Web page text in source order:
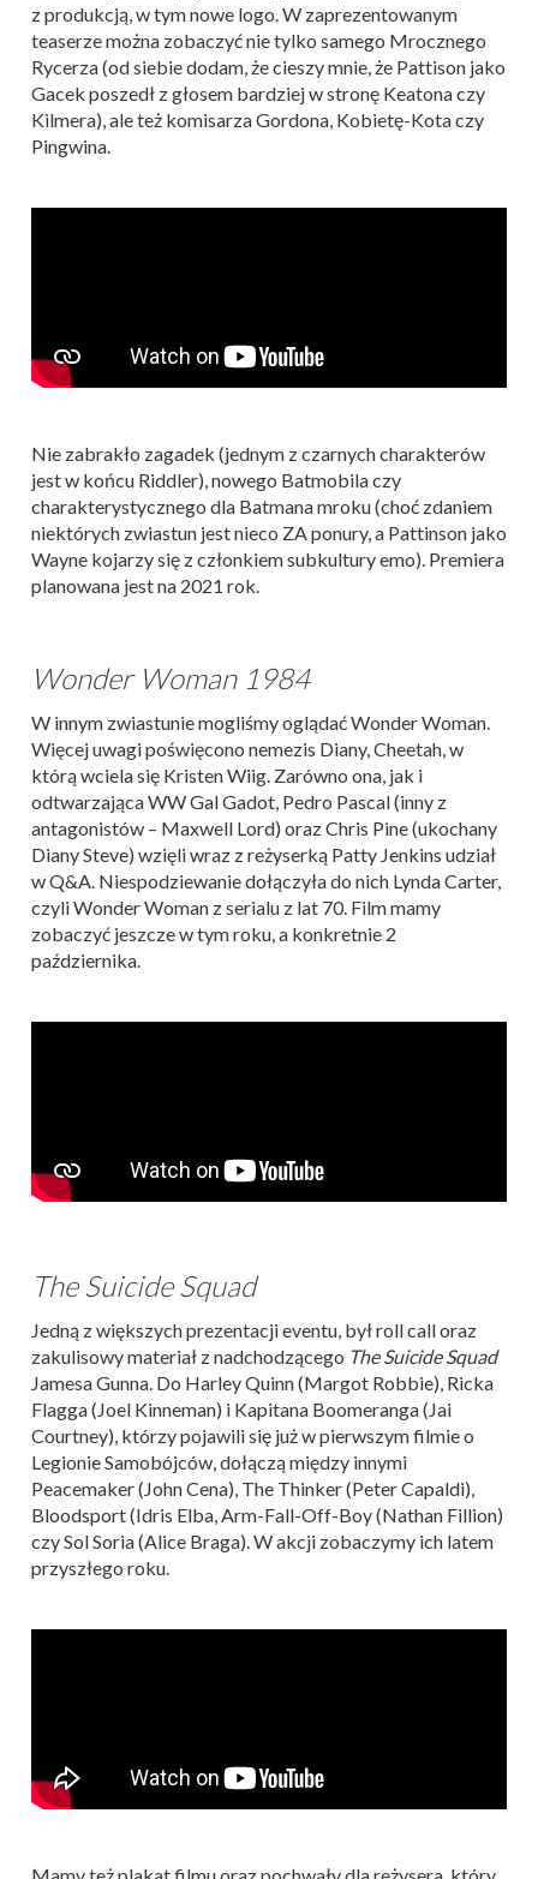
z produkcją, w tym nowe logo. W zaprezentowanym
teaserze można zobaczyć nie tylko samego Mrocznego
Rycerza (od siebie dodam, że cieszy mnie, że Pattison jako
Gacek poszedł z głosem bardziej w stronę Keatona czy
Kilmera), ale też komisarza Gordona, Kobietę-Kota czy
Pingwina.
Nie zabrakło zagadek (jednym z czarnych charakterów
jest w końcu Riddler), nowego Batmobila czy
charakterystycznego dla Batmana mroku (choć zdaniem
niektórych zwiastun jest nieco ZA ponury, a Pattinson jako
Wayne kojarzy się z członkiem subkultury emo). Premiera
planowana jest na 2021 rok.
Wonder Woman 1984
W innym zwiastunie mogliśmy oglądać Wonder Woman.
Więcej uwagi poświęcono nemezis Diany, Cheetah, w
którą wciela się Kristen Wiig. Zarówno ona, jak i
odtwarzająca WW Gal Gadot, Pedro Pascal (inny z
antagonistów – Maxwell Lord) oraz Chris Pine (ukochany
Diany Steve) wzięli wraz z reżyserką Patty Jenkins udział
w Q&A. Niespodziewanie dołączyła do nich Lynda Carter,
czyli Wonder Woman z serialu z lat 70. Film mamy
zobaczyć jeszcze w tym roku, a konkretnie 2
października.
The Suicide Squad
Jedną z większych prezentacji eventu, był roll call oraz
zakulisowy materiał z nadchodzącego The Suicide Squad
Jamesa Gunna. Do Harley Quinn (Margot Robbie), Ricka
Flagga (Joel Kinneman) i Kapitana Boomeranga (Jai
Courtney), którzy pojawili się już w pierwszym filmie o
Legionie Samobójców, dołączą między innymi
Peacemaker (John Cena), The Thinker (Peter Capaldi),
Bloodsport (Idris Elba, Arm-Fall-Off-Boy (Nathan Fillion)
czy Sol Soria (Alice Braga). W akcji zobaczymy ich latem
przyszłego roku.